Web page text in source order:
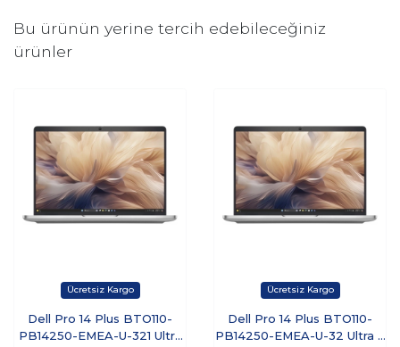
Bu ürünün yerine tercih edebileceğiniz
ürünler
Dell Pro 14 Plus BTO110-
PB14250-EMEA-U-321 Ultra
Dell Pro 14 Plus BTO110-
PB14250-EMEA-U-32 Ultra 7